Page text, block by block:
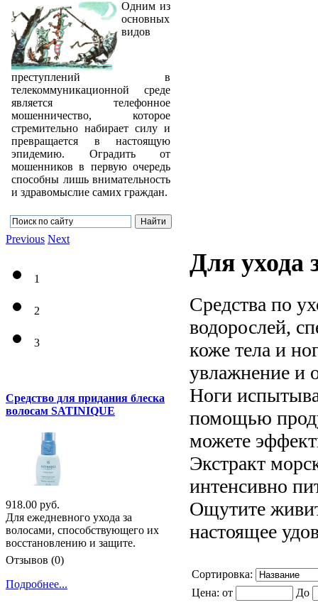
Одним из
основных
видов
преступлений в
телекоммуникационной среде
является телефонное
мошенничество, которое
стремительно набирает силу и
превращается в настоящую
эпидемию. Оградить от
мошенников в первую очередь
способны лишь внимательность
и здравомыслие самих граждан.
Для ухода
Средства по
водорослей,
коже тела и
увлажнение и
Ноги
помощью
можете
Экстракт
интенсивно
Ощутите
настоящее
Сортировка:
Цена: от До
Previous Next
1
2
3
Средство для придания блеска
волосам SATINIQUE
918.00 руб.
Для ежедневного ухода за
волосами, способствующего их
восстановлению и защите.
Отзывов (0)
Подробнее...